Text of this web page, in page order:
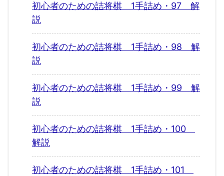
初心者のための詰将棋 1手詰め・97 解
説
初心者のための詰将棋 1手詰め・98 解
説
初心者のための詰将棋 1手詰め・99 解
説
初心者のための詰将棋 1手詰め・100
解説
初心者のための詰将棋 1手詰め・101